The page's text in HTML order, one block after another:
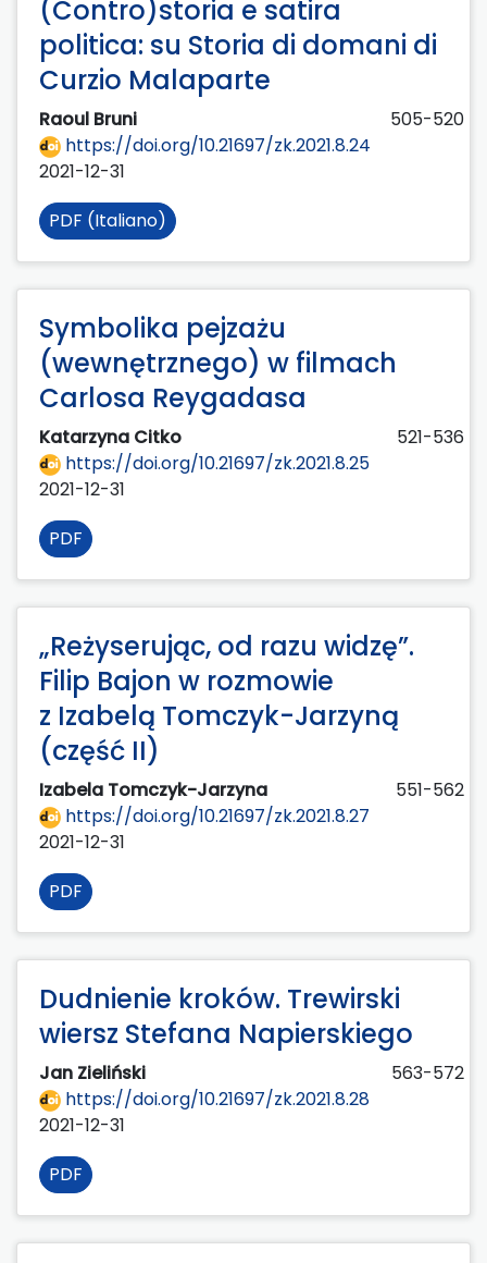
(Contro)storia e satira
politica: su Storia di domani di
Curzio Malaparte
Raoul Bruni
505-520
https://doi.org/10.21697/zk.2021.8.24
2021-12-31
PDF (Italiano)
Symbolika pejzażu
(wewnętrznego) w filmach
Carlosa Reygadasa
Katarzyna Citko
521-536
https://doi.org/10.21697/zk.2021.8.25
2021-12-31
PDF
„Reżyserując, od razu widzę”.
Filip Bajon w rozmowie
z Izabelą Tomczyk-Jarzyną
(część II)
Izabela Tomczyk-Jarzyna
551-562
https://doi.org/10.21697/zk.2021.8.27
2021-12-31
PDF
Dudnienie kroków. Trewirski
wiersz Stefana Napierskiego
Jan Zieliński
563-572
https://doi.org/10.21697/zk.2021.8.28
2021-12-31
PDF